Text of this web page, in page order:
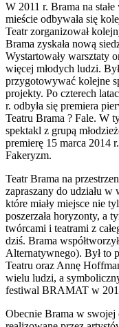
W 2011 r. Brama na
mieście odbywała się
Teatr zorganizował
Brama zyskała nową
Wystartowały warsztaty
więcej młodych ludzi.
przygotowywać kolejne
projekty. Po czterech
r. odbyła się premiera
Teatru Brama ? Fale. W
spektakl z grupą
premierę 15 marca 2014
Fakeryzm.
Teatr Brama na
zapraszany do udziału w
które miały miejsce nie
poszerzała horyzonty, a
twórcami i teatrami z
dziś. Brama
Alternatywnego). Był to
Teatru oraz Annę
wielu ludzi, a
festiwal BRAMAT w
Obecnie Brama w swojej